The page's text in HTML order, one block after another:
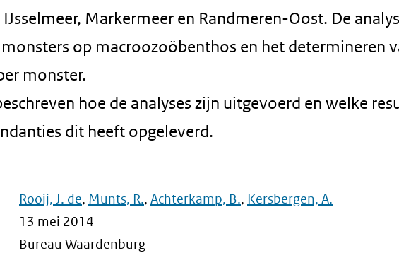
Markermeer en Randmeren-Oost. De
op macroozoöbenthos en het determineren
monster.
hoe de analyses zijn uitgevoerd en welke
dit heeft opgeleverd.
Rooij, J. de, Munts, R., Achterkamp, B., Kersbergen, A.
13 mei 2014
Bureau Waardenburg